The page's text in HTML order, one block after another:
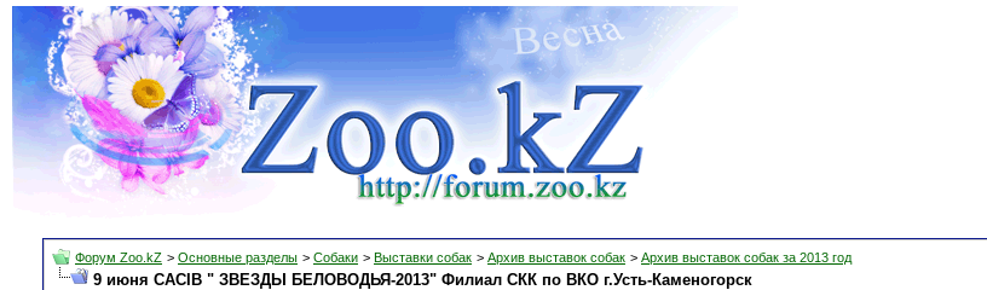
Форум Zoo.kZ > Основные разделы > Собаки > Выставки собак > Архив выставок собак > Архив выставок собак за 2013 год
9 июня СACIB " ЗВЕЗДЫ БЕЛОВОДЬЯ-2013" Филиал СКК по ВКО г.Усть-Каменогорск